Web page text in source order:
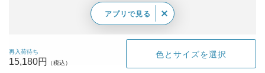
再入荷待ち
15,180円
色とサイズを選択
アプリで見る